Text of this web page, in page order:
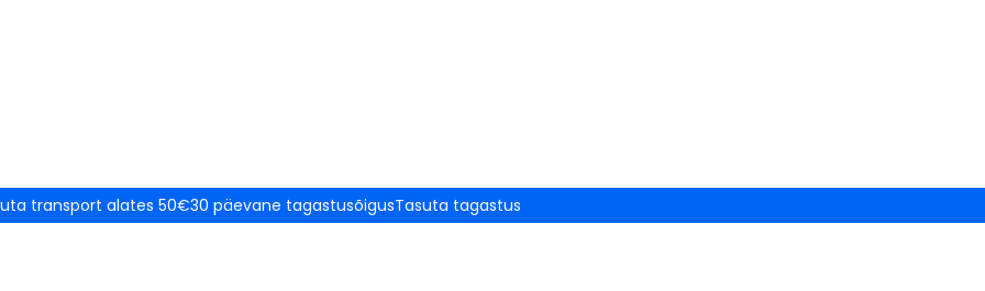
transport alates 50€30 päevane tagastusõigusTasuta tagastus